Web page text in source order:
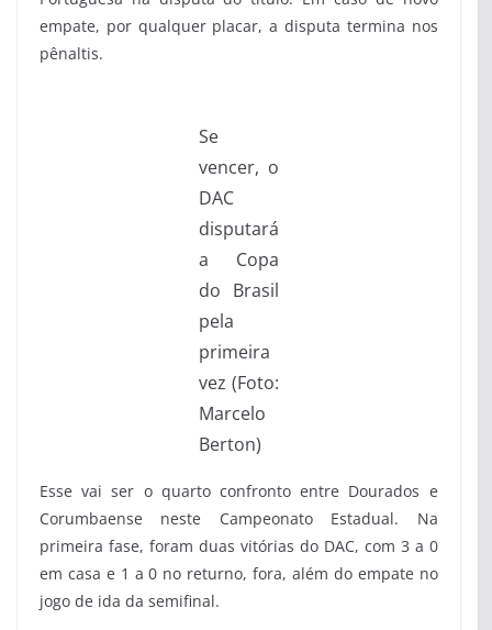
empate, por qualquer placar, a disputa termina nos
pênaltis.
Se
vencer, o
DAC
disputará
a Copa
do Brasil
pela
primeira
vez (Foto:
Marcelo
Berton)
Esse vai ser o quarto confronto entre Dourados e
Corumbaense neste Campeonato Estadual. Na
primeira fase, foram duas vitórias do DAC, com 3 a 0
em casa e 1 a 0 no returno, fora, além do empate no
jogo de ida da semifinal.